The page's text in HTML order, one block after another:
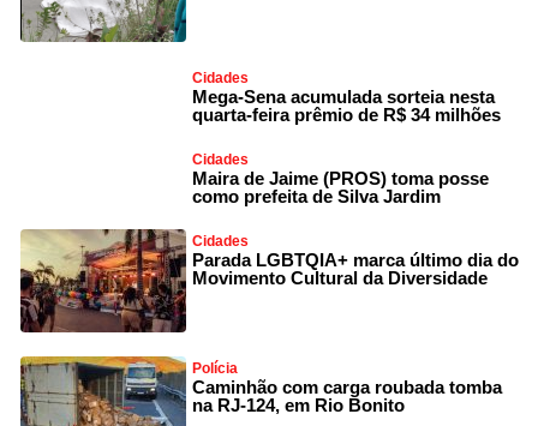
Cidades
Mega-Sena acumulada sorteia nesta
quarta-feira prêmio de R$ 34 milhões
Cidades
Maira de Jaime (PROS) toma posse
como prefeita de Silva Jardim
Cidades
Parada LGBTQIA+ marca último dia do
Movimento Cultural da Diversidade
Polícia
Caminhão com carga roubada tomba
na RJ-124, em Rio Bonito